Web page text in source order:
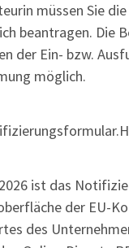
müssen Sie
beantragen. Die
der Ein- bzw.
möglich.
ist das
der EU-
des